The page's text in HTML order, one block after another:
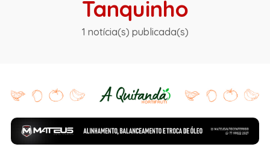
Tanquinho
1 notícia(s) publicada(s)